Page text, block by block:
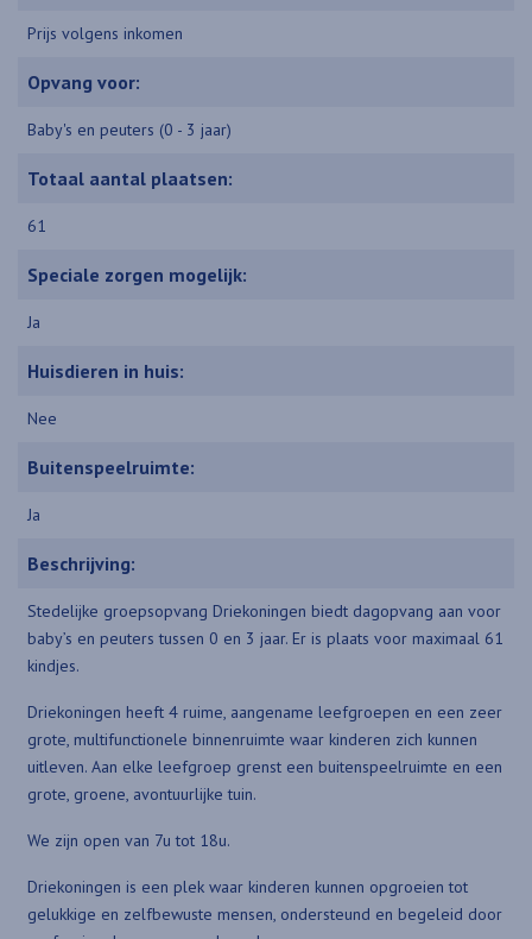
Prijs volgens inkomen
Opvang voor:
Baby's en peuters (0 - 3 jaar)
Totaal aantal plaatsen:
61
Speciale zorgen mogelijk:
Ja
Huisdieren in huis:
Nee
Buitenspeelruimte:
Ja
Beschrijving:
Stedelijke groepsopvang Driekoningen biedt dagopvang aan voor
baby’s en peuters tussen 0 en 3 jaar. Er is plaats voor maximaal 61
kindjes.
Driekoningen heeft 4 ruime, aangename leefgroepen en een zeer
grote, multifunctionele binnenruimte waar kinderen zich kunnen
uitleven. Aan elke leefgroep grenst een buitenspeelruimte en een
grote, groene, avontuurlijke tuin.
We zijn open van 7u tot 18u.
Driekoningen is een plek waar kinderen kunnen opgroeien tot
gelukkige en zelfbewuste mensen, ondersteund en begeleid door